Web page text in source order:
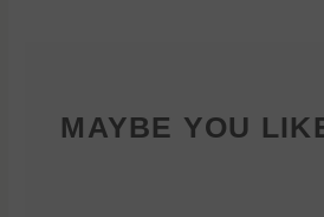
MAYBE YOU